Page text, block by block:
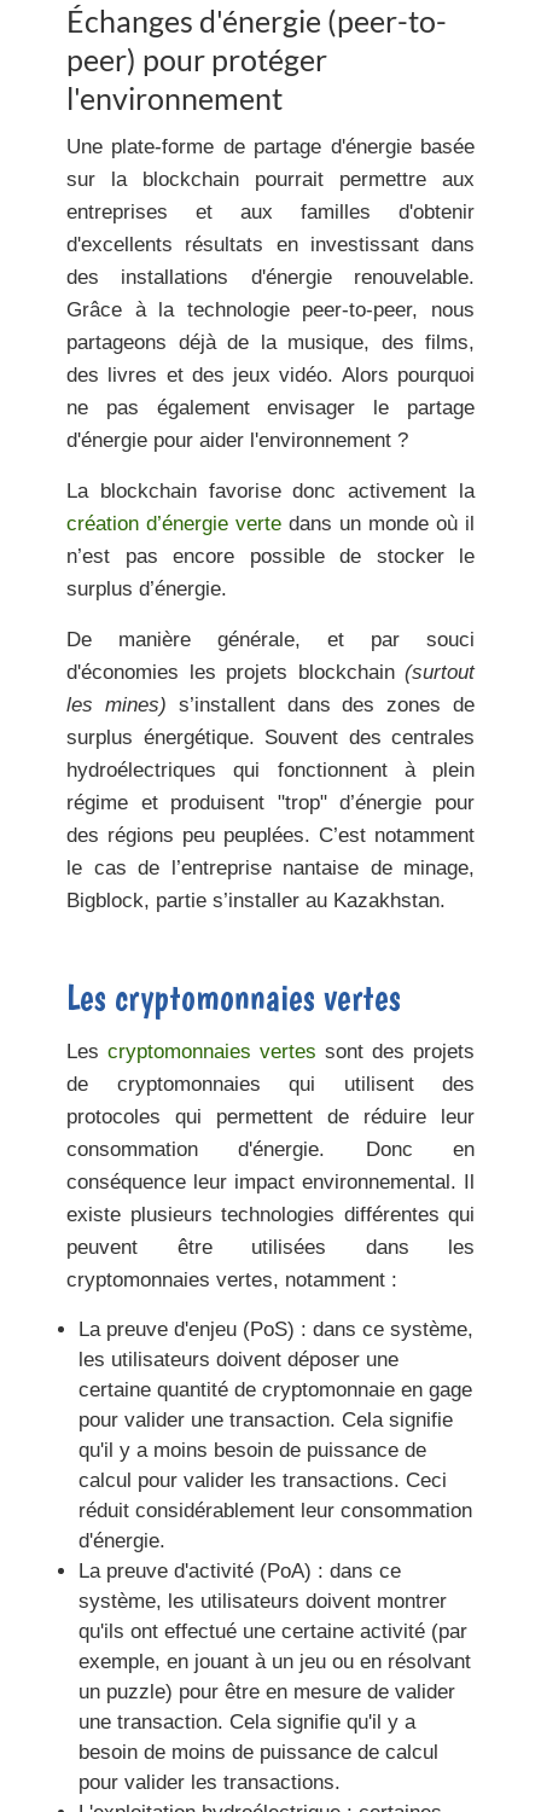
Échanges d'énergie (peer-to-
peer) pour protéger
l'environnement
Une plate-forme de partage d'énergie basée
sur la blockchain pourrait permettre aux
entreprises et aux familles d'obtenir
d'excellents résultats en investissant dans
des installations d'énergie renouvelable.
Grâce à la technologie peer-to-peer, nous
partageons déjà de la musique, des films,
des livres et des jeux vidéo. Alors pourquoi
ne pas également envisager le partage
d'énergie pour aider l'environnement ?
La blockchain favorise donc activement la
création d’énergie verte dans un monde où il
n’est pas encore possible de stocker le
surplus d’énergie.
De manière générale, et par souci
d'économies les projets blockchain (surtout
les mines) s’installent dans des zones de
surplus énergétique. Souvent des centrales
hydroélectriques qui fonctionnent à plein
régime et produisent "trop" d’énergie pour
des régions peu peuplées. C’est notamment
le cas de l’entreprise nantaise de minage,
Bigblock, partie s’installer au Kazakhstan.
Les cryptomonnaies vertes
Les cryptomonnaies vertes sont des projets
de cryptomonnaies qui utilisent des
protocoles qui permettent de réduire leur
consommation d'énergie. Donc en
conséquence leur impact environnemental. Il
existe plusieurs technologies différentes qui
peuvent être utilisées dans les
cryptomonnaies vertes, notamment :
La preuve d'enjeu (PoS) : dans ce système,
les utilisateurs doivent déposer une
certaine quantité de cryptomonnaie en gage
pour valider une transaction. Cela signifie
qu'il y a moins besoin de puissance de
calcul pour valider les transactions. Ceci
réduit considérablement leur consommation
d'énergie.
La preuve d'activité (PoA) : dans ce
système, les utilisateurs doivent montrer
qu'ils ont effectué une certaine activité (par
exemple, en jouant à un jeu ou en résolvant
un puzzle) pour être en mesure de valider
une transaction. Cela signifie qu'il y a
besoin de moins de puissance de calcul
pour valider les transactions.